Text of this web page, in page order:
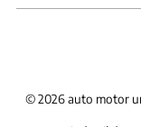
©2026 auto motor